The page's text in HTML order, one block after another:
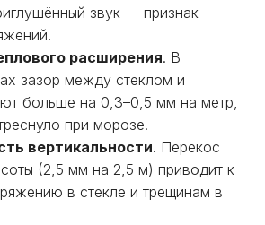
звук — признак
расширения. В
зазор между стеклом и
больше на 0,3–0,5 мм на метр,
при морозе.
вертикальности. Перекос
(2,5 мм на 2,5 м) приводит к
в стекле и трещинам в